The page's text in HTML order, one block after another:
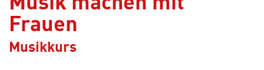
Frauen
Musikkurs